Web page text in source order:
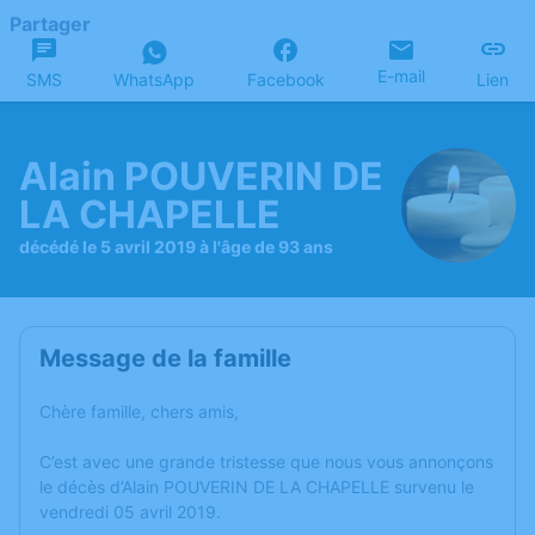
Partager
SMS WhatsApp Facebook E-mail Lien
Alain POUVERIN DE
LA CHAPELLE
décédé le 5 avril 2019 à l'âge de 93 ans
Message de la famille
Chère famille, chers amis,
C’est avec une grande tristesse que nous vous annonçons
le décès d’Alain POUVERIN DE LA CHAPELLE survenu le
vendredi 05 avril 2019.